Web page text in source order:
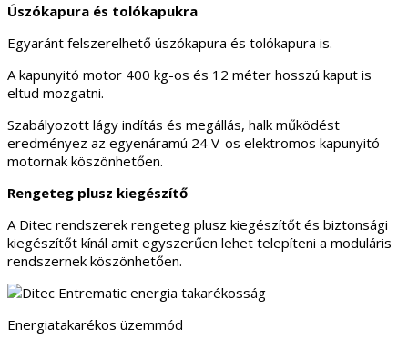
Úszókapura és tolókapukra
Egyaránt felszerelhető úszókapura és tolókapura is.
A kapunyitó motor 400 kg-os és 12 méter hosszú kaput is
eltud mozgatni.
Szabályozott lágy indítás és megállás, halk működést
eredményez az egyenáramú 24 V-os elektromos kapunyitó
motornak köszönhetően.
Rengeteg plusz kiegészítő
A Ditec rendszerek rengeteg plusz kiegészítőt és biztonsági
kiegészítőt kínál amit egyszerűen lehet telepíteni a moduláris
rendszernek köszönhetően.
Energiatakarékos üzemmód